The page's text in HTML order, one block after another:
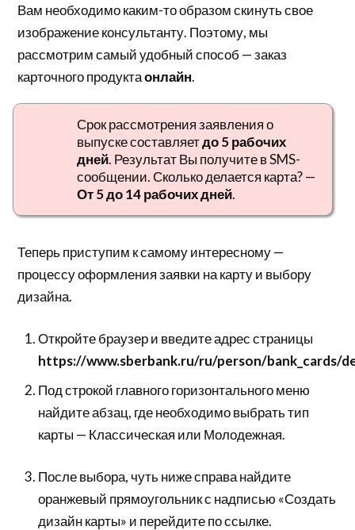
Вам необходимо каким-то образом скинуть свое
изображение консультанту. Поэтому, мы
рассмотрим самый удобный способ — заказ
карточного продуктаонлайн.
Срок рассмотрения заявления о
выпуске составляетдо 5 рабочих
дней. Результат Вы получите в SMS-
сообщении. Сколько делается карта? —
От 5 до 14 рабочих дней.
Теперь приступим к самому интересному —
процессу оформления заявки на карту и выбору
дизайна.
Откройте браузер и введите адрес страницы
https://www.sberbank.ru/ru/person/bank_cards/
Под строкой главного горизонтального меню
найдите абзац, где необходимо выбрать тип
карты — Классическая или Молодежная.
После выбора, чуть ниже справа найдите
оранжевый прямоугольник с надписью «Создать
дизайн карты» и перейдите по ссылке.